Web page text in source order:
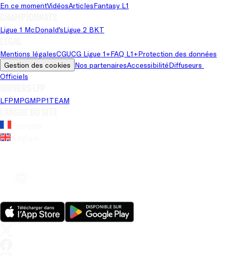
En ce momentVidéosArticlesFantasy L1
Ligue 1 McDonald'sLigue 2 BKT
Mentions légalesCGUCG Ligue 1+FAQ L1+Protection des données
Gestion des cookies Nos partenairesAccessibilitéDiffuseurs
Officiels
LFPMPGMPP1TEAM